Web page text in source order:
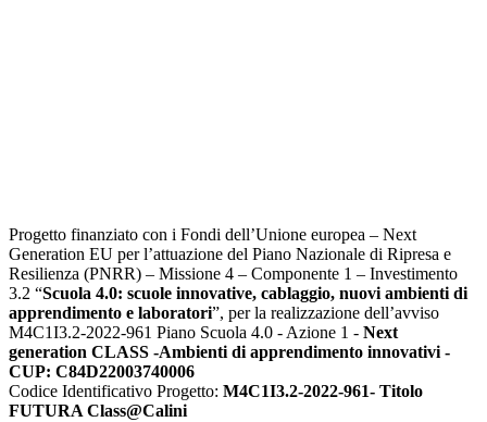
Progetto finanziato con i Fondi dell’Unione europea – Next
Generation EU per l’attuazione del Piano Nazionale di Ripresa e
Resilienza (PNRR) – Missione 4 – Componente 1 – Investimento
3.2 “Scuola 4.0: scuole innovative, cablaggio, nuovi ambienti di
apprendimento e laboratori”, per la realizzazione dell’avviso
M4C1I3.2-2022-961 Piano Scuola 4.0 - Azione 1 - Next
generation CLASS -Ambienti di apprendimento innovativi -
CUP: C84D22003740006
Codice Identificativo Progetto: M4C1I3.2-2022-961- Titolo
FUTURA Class@Calini